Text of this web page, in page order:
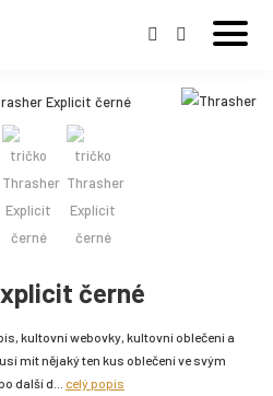
černé
kultovní webovky, kultovní oblečení a
mít nějaký ten kus oblečení ve svým
další d... celý popis